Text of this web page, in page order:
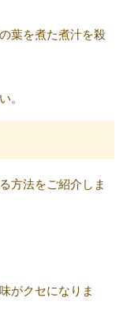
葉を煮た煮汁を殺
。
方法をご紹介しま
がクセになりま